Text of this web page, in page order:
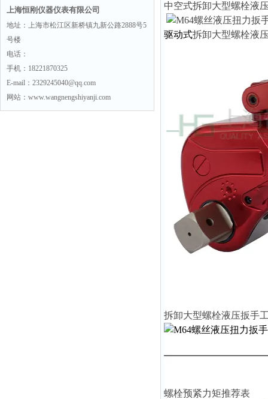
上海恒刚仪器仪表有限公司
地址：上海市松江区新桥镇九新公路2888号5
号楼
电话：
手机：18221870325
E-mail：2329245040@qq.com
网站：www.wangnengshiyanji.com
中空式拆卸大型螺栓液
驱动式拆卸大型螺栓液
拆卸大型螺栓液压扳手
螺栓预紧力矩推荐表